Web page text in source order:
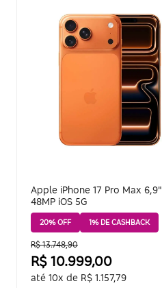
Apple iPhone 17 Pro Max 6,9"
48MP iOS 5G
20% OFF 1% DE CASHBACK
R$ 13.748,90
R$ 10.999,00
até 10x de R$ 1.157,79